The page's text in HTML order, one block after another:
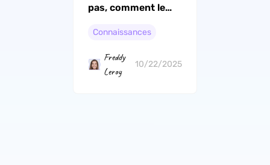
pas, comment le
Connaissances
Freddy
Leroy
10/22/2025